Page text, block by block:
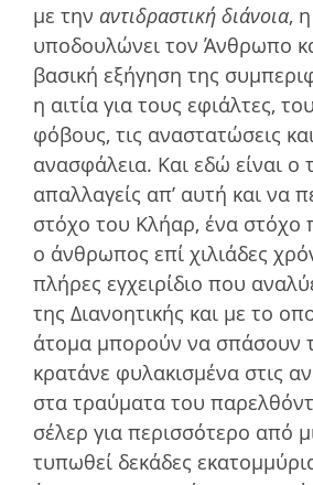
µε την αντιδραστική διάνοια,
υποδουλώνει τον Άνθρωπο
βασική εξήγηση της
η αιτία για τους εφιάλτες,
φόβους, τις αναστατώσεις
ανασφάλεια. Και εδώ είναι ο
απαλλαγείς απ’ αυτή και να
στόχο του Κλήαρ, ένα στόχο
ο άνθρωπος επί χιλιάδες
πλήρες εγχειρίδιο που
της Διανοητικής και µε το
άτοµα µπορούν να σπάσουν
κρατάνε φυλακισµένα στις
στα τραύµατα του
σέλερ για περισσότερο από
τυπωθεί δεκάδες